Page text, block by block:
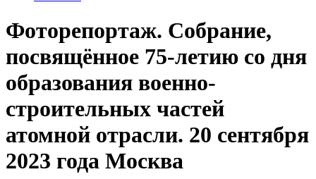
Фоторепортаж. Собрание,
посвящённое 75-летию со дня
образования военно-
строительных частей
атомной отрасли. 20 сентября
2023 года Москва